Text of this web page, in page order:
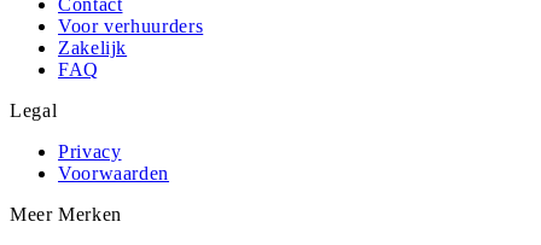
Contact
Voor verhuurders
Zakelijk
FAQ
Legal
Privacy
Voorwaarden
Meer Merken